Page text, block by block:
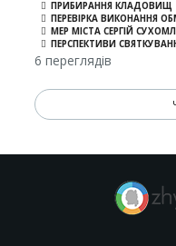
ПРИБИРАННЯ КЛАДОВИЩ
ПЕРЕВІРКА ВИКОНАННЯ
МЕР МІСТА СЕРГІЙ
ПЕРСПЕКТИВИ
6 переглядів